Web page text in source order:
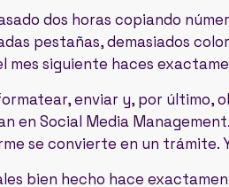
dos horas copiando
pestañas, demasiados
mes siguiente haces
enviar y, por último,
en Social Media
se convierte en un trámite.
bien hecho hace